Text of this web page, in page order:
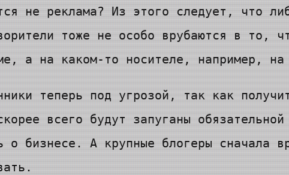
не реклама? Из этого следует, что
тоже не особо врубаются в то,
а на каком-то носителе, например, на
теперь под угрозой, так как
всего будут запуганы
о бизнесе. А крупные блогеры сначала